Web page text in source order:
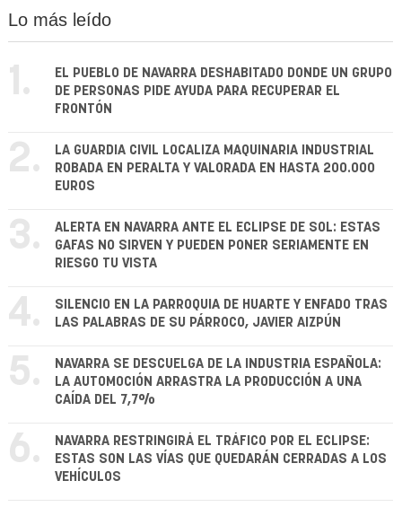
Lo más leído
1.
EL PUEBLO DE NAVARRA DESHABITADO DONDE UN GRUPO
DE PERSONAS PIDE AYUDA PARA RECUPERAR EL
FRONTÓN
2.
LA GUARDIA CIVIL LOCALIZA MAQUINARIA INDUSTRIAL
ROBADA EN PERALTA Y VALORADA EN HASTA 200.000
EUROS
3.
ALERTA EN NAVARRA ANTE EL ECLIPSE DE SOL: ESTAS
GAFAS NO SIRVEN Y PUEDEN PONER SERIAMENTE EN
RIESGO TU VISTA
4.
SILENCIO EN LA PARROQUIA DE HUARTE Y ENFADO TRAS
LAS PALABRAS DE SU PÁRROCO, JAVIER AIZPÚN
5.
NAVARRA SE DESCUELGA DE LA INDUSTRIA ESPAÑOLA:
LA AUTOMOCIÓN ARRASTRA LA PRODUCCIÓN A UNA
CAÍDA DEL 7,7%
6.
NAVARRA RESTRINGIRÁ EL TRÁFICO POR EL ECLIPSE:
ESTAS SON LAS VÍAS QUE QUEDARÁN CERRADAS A LOS
VEHÍCULOS